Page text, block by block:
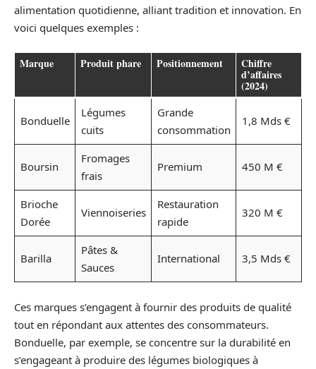
alimentation quotidienne, alliant tradition et innovation. En
voici quelques exemples :
Marque Produit phare Positionnement Chiffre
d’affaires
(2024)
Bonduelle
Légumes
cuits
Grande
consommation
1,8 Mds €
Boursin
Fromages
frais
Premium 450 M €
Brioche
Dorée
Viennoiseries
Restauration
rapide
320 M €
Barilla
Pâtes &
Sauces
International 3,5 Mds €
Ces marques s’engagent à fournir des produits de qualité
tout en répondant aux attentes des consommateurs.
Bonduelle, par exemple, se concentre sur la durabilité en
s’engageant à produire des légumes biologiques à